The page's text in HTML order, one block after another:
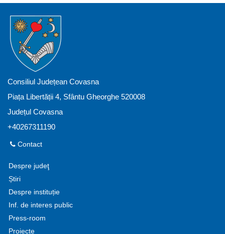
Consiliul Județean Covasna
Piața Libertății 4, Sfântu Gheorghe 520008
Județul Covasna
+40267311190
Contact
Despre judeţ
Știri
Despre instituție
Inf. de interes public
Press-room
Proiecte